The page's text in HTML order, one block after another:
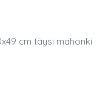
cm täysi mahonki